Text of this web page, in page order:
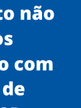
do Ó